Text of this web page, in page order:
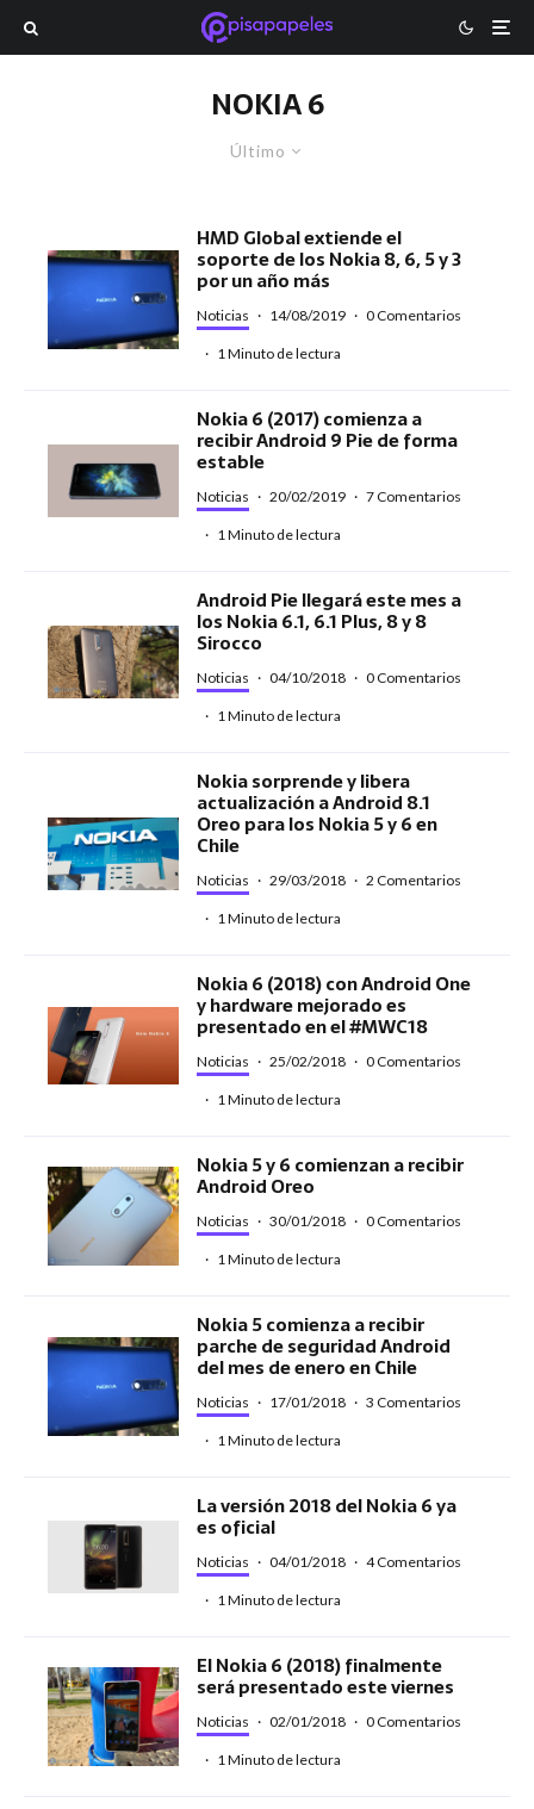
NOKIA 6
Último
HMD Global extiende el
soporte de los Nokia 8, 6, 5 y 3
por un año más
Noticias · 14/08/2019 · 0 Comentarios
· 1 Minuto de lectura
Nokia 6 (2017) comienza a
recibir Android 9 Pie de forma
estable
Noticias · 20/02/2019 · 7 Comentarios
· 1 Minuto de lectura
Android Pie llegará este mes a
los Nokia 6.1, 6.1 Plus, 8 y 8
Sirocco
Noticias · 04/10/2018 · 0 Comentarios
· 1 Minuto de lectura
Nokia sorprende y libera
actualización a Android 8.1
Oreo para los Nokia 5 y 6 en
Chile
Noticias · 29/03/2018 · 2 Comentarios
· 1 Minuto de lectura
Nokia 6 (2018) con Android One
y hardware mejorado es
presentado en el #MWC18
Noticias · 25/02/2018 · 0 Comentarios
· 1 Minuto de lectura
Nokia 5 y 6 comienzan a recibir
Android Oreo
Noticias · 30/01/2018 · 0 Comentarios
· 1 Minuto de lectura
Nokia 5 comienza a recibir
parche de seguridad Android
del mes de enero en Chile
Noticias · 17/01/2018 · 3 Comentarios
· 1 Minuto de lectura
La versión 2018 del Nokia 6 ya
es oficial
Noticias · 04/01/2018 · 4 Comentarios
· 1 Minuto de lectura
El Nokia 6 (2018) finalmente
será presentado este viernes
Noticias · 02/01/2018 · 0 Comentarios
· 1 Minuto de lectura